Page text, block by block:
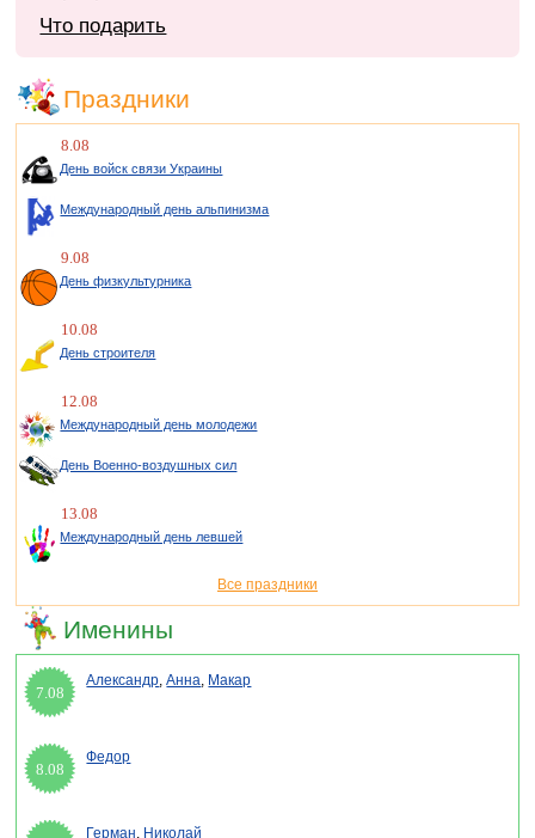
Что подарить
Праздники
8.08
День войск связи Украины
Международный день альпинизма
9.08
День физкультурника
10.08
День строителя
12.08
Международный день молодежи
День Военно-воздушных сил
13.08
Международный день левшей
Все праздники
Именины
7.08
Александр,Анна, Макар
8.08
Федор
Герман, Николай